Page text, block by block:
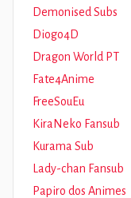
Demonised Subs
Diogo4D
Dragon World PT
Fate4Anime
FreeSouEu
KiraNeko Fansub
Kurama Sub
Lady-chan Fansub
Papiro dos Animes